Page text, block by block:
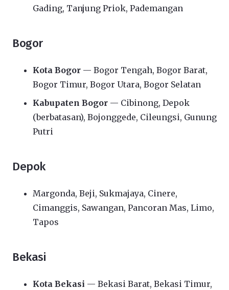
Gading, Tanjung Priok, Pademangan
Bogor
Kota Bogor — Bogor Tengah, Bogor Barat,
Bogor Timur, Bogor Utara, Bogor Selatan
Kabupaten Bogor — Cibinong, Depok
(berbatasan), Bojonggede, Cileungsi, Gunung
Putri
Depok
Margonda, Beji, Sukmajaya, Cinere,
Cimanggis, Sawangan, Pancoran Mas, Limo,
Tapos
Bekasi
Kota Bekasi — Bekasi Barat, Bekasi Timur,